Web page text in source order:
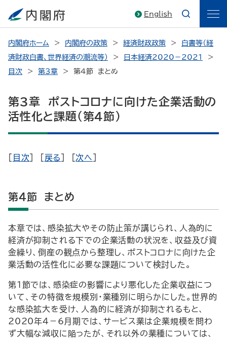
English
内閣府ホーム 内閣府の政策 経済財政政策
白書等（経
済財政白書、世界経済の潮流等）
日本経済2020－2021
目次
第3章 第4節 まとめ
第3章 ポストコロナに向けた企業活動の
活性化と課題（第4節）
目次 戻る ] [次へ
第4節 まとめ
本章では、感染拡大やその防止策が講じられ、人為的に
経済が抑制される下での企業活動の状況を、収益及び資
金繰り、倒産の観点から整理し、ポストコロナに向けた企
業活動の活性化に必要な課題について検討した。
第1節では、感染症の影響により悪化した企業収益につ
いて、その特徴を規模別・業種別に明らかにした。世界的
な感染拡大を受け、人為的に経済が抑制されるもと、
2020年4－6月期では、サービス業は企業規模を問わ
ず大幅な減収に陥ったが、それ以外の業種については、